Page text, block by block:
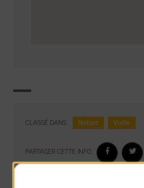
CLASSÉ DANS : Nature Visite
PARTAGER CETTE INFO :